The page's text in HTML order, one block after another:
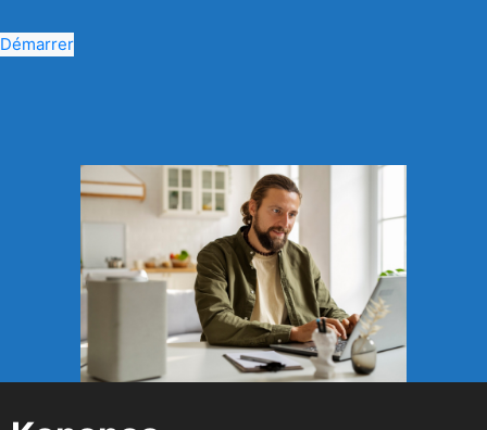
Démarrer